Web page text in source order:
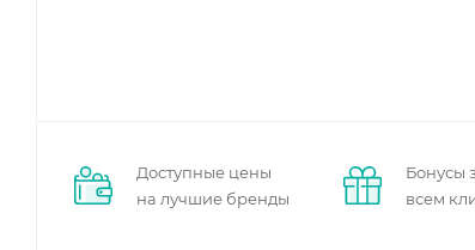
Доступные цены
на лучшие бренды
Бонусы
всем